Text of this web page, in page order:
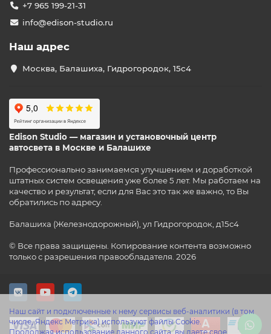
Наш сайт и подключенные к нему сервисы веб-аналитики (в том
числе, Яндекс Метрика) используют файлы Cookie.
Продолжая использование данного сайта, вы даете свое
+7 965 199-21-31
info@edison-studio.ru
Наш адрес
Москва, Балашиха, Гидрогородок, 15с4
Edison Studio — магазин и установочный центр
автосвета в Москве и Балашихе
Профессионально занимаемся улучшением и доработкой
штатных систем освещения уже более 5 лет. Мы работаем на
качество и результат, если для Вас это так же важно, то Вы
обратились по адресу.
Балашиха (Железнодорожный), ул Гидрогородок, д15с4
© Все права защищены. Копирование контента возможно
только с разрешения правообладателя. 2026